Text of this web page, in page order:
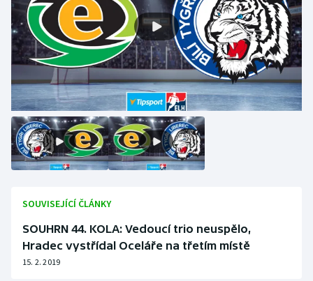
SOUVISEJÍCÍ ČLÁNKY
SOUHRN 44. KOLA: Vedoucí trio neuspělo,
Hradec vystřídal Oceláře na třetím místě
15. 2. 2019